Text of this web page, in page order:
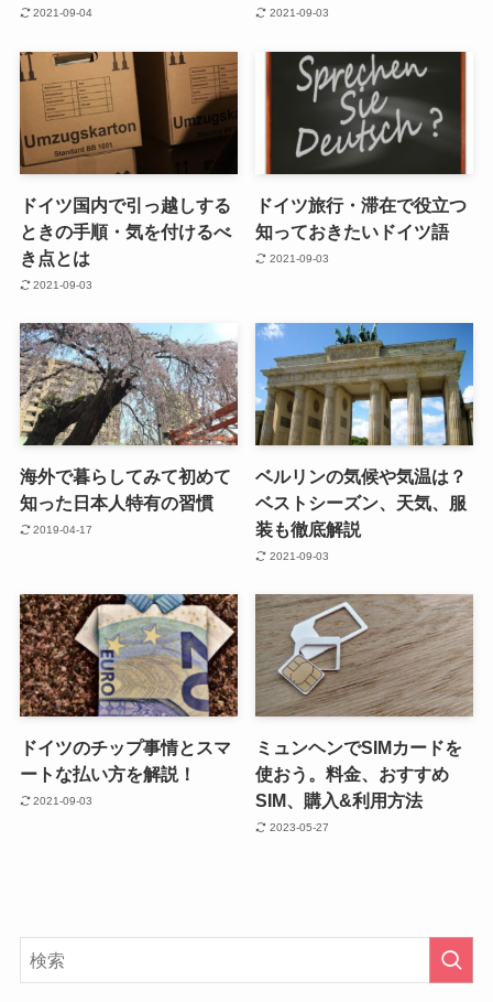
2021-09-04 2021-09-03
ドイツ国内で引っ越しする
ときの手順・気を付けるべ
き点とは
2021-09-03
ドイツ旅行・滞在で役立つ
知っておきたいドイツ語
2021-09-03
海外で暮らしてみて初めて
知った日本人特有の習慣
2019-04-17
ベルリンの気候や気温は？
ベストシーズン、天気、服
装も徹底解説
2021-09-03
ドイツのチップ事情とスマ
ートな払い方を解説！
2021-09-03
ミュンヘンでSIMカードを
使おう。料金、おすすめ
SIM、購入&利用方法
2023-05-27